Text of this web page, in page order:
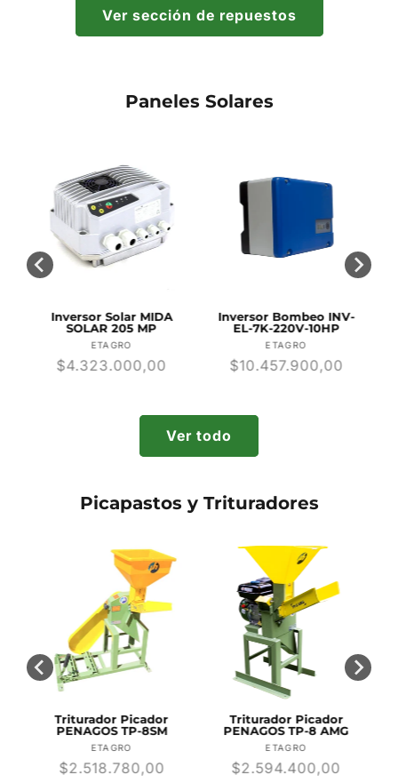
Ver sección de repuestos
Paneles Solares
Inversor Solar MIDA
SOLAR 205 MP
Proveedor:
ETAGRO
Precio
$4.323.000,00
Inversor Bombeo INV-
EL-7K-220V-10HP
Proveedor:
ETAGRO
Precio
$10.457.900,00
Ver todo
Picapastos y Trituradores
Triturador Picador
PENAGOS TP-8SM
Proveedor:
ETAGRO
Precio
$2.518.780,00
Triturador Picador
PENAGOS TP-8 AMG
Proveedor:
ETAGRO
Precio
$2.594.400,00